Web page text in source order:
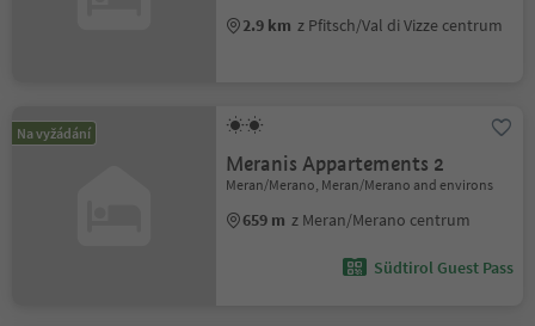
2.9 km z Pfitsch/Val di Vizze centrum
Na vyžádání
Meranis Appartements 2
Meran/Merano, Meran/Merano and environs
659 m z Meran/Merano centrum
Südtirol Guest Pass